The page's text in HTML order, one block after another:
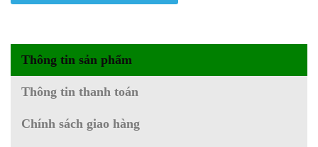
Thông tin sản phẩm
Thông tin thanh toán
Chính sách giao hàng